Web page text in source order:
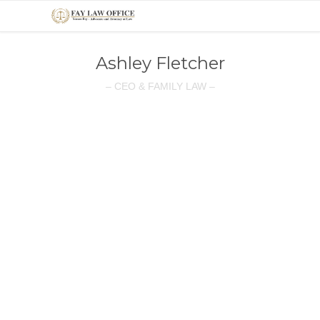
Ashley Fletcher
– CEO & FAMILY LAW –